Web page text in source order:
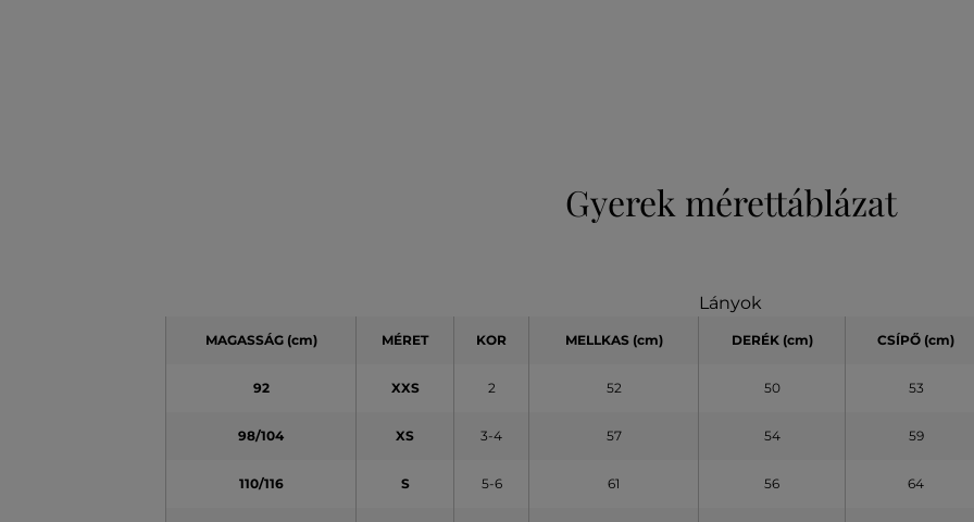
Gyerek mérettáblázat
Lányok
MAGASSÁG(cm) MÉRET KOR MELLKAS(cm) DERÉK (cm) CSÍPŐ (cm)
92 XXS 2 52 50 53
98/104 XS 3-4 57 54 59
110/116 S 5-6 61 56 64